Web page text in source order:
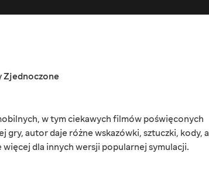
Zjednoczone
w tym ciekawych filmów poświęconych
gry, autor daje różne wskazówki, sztuczki, kody, a
dla innych wersji popularnej symulacji.